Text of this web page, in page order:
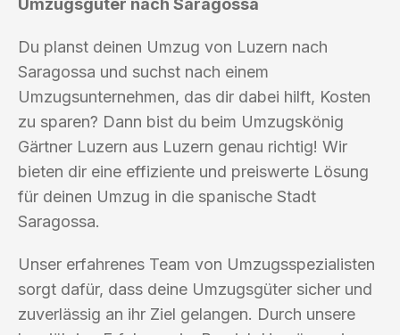
Umzugsgüter nach Saragossa
Du planst deinen Umzug von Luzern nach
Saragossa und suchst nach einem
Umzugsunternehmen, das dir dabei hilft, Kosten
zu sparen? Dann bist du beim Umzugskönig
Gärtner Luzern aus Luzern genau richtig! Wir
bieten dir eine effiziente und preiswerte Lösung
für deinen Umzug in die spanische Stadt
Saragossa.
Unser erfahrenes Team von Umzugsspezialisten
sorgt dafür, dass deine Umzugsgüter sicher und
zuverlässig an ihr Ziel gelangen. Durch unsere